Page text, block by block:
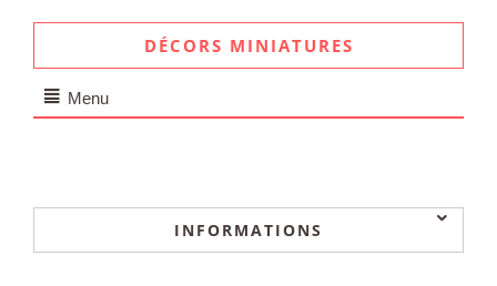
DÉCORS MINIATURES
Menu
INFORMATIONS